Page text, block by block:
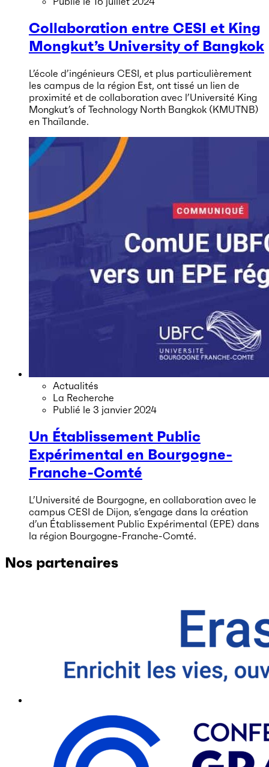
Collaboration entre CESI et King
Mongkut’s University of Bangkok
L’école d’ingénieurs CESI, et plus particulièrement
les campus de la région Est, ont tissé un lien de
proximité et de collaboration avec l’Université King
Mongkut’s of Technology North Bangkok (KMUTNB)
en Thaïlande.
Actualités
La Recherche
Publié le 3 janvier 2024
Un Établissement Public
Expérimental en Bourgogne-
Franche-Comté
L’Université de Bourgogne, en collaboration avec le
campus CESI de Dijon, s’engage dans la création
d’un Établissement Public Expérimental (EPE) dans
la région Bourgogne-Franche-Comté.
Nos partenaires